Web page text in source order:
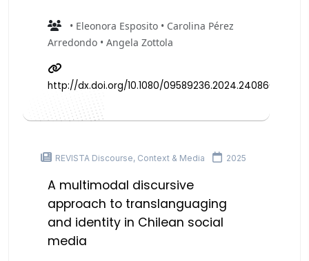
• Eleonora Esposito • Carolina Pérez
Arredondo • Angela Zottola
http://dx.doi.org/10.1080/09589236.2024.2408663
REVISTA Discourse, Context & Media 2025
A multimodal discursive
approach to translanguaging
and identity in Chilean social
media